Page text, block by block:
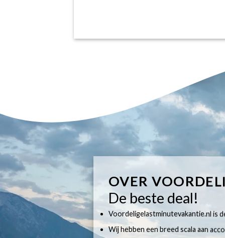
OVER
De beste deal!
Voordeligelastminutevakantie.nl is
Wij hebben een breed scala aan